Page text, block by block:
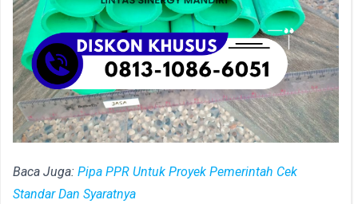
Baca Juga: Pipa PPR Untuk Proyek Pemerintah Cek
Standar Dan Syaratnya